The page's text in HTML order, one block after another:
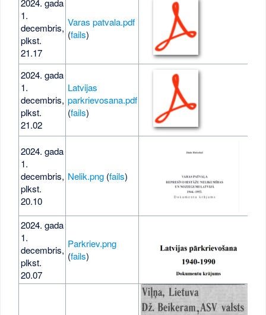
2024. gada
1.
decembris,
plkst.
21.17
Varas patvala.pdf
(fails)
2024. gada
1.
decembris,
plkst.
21.02
Latvijas
parkrievosana.pdf
(fails)
2024. gada
1.
decembris,
plkst.
20.10
Nelik.png(fails)
2024. gada
1.
decembris,
plkst.
20.07
Parkriev.png
(fails)